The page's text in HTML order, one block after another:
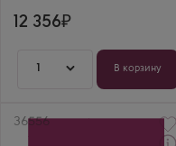
12 356
1 В корзину
Артикул
36556